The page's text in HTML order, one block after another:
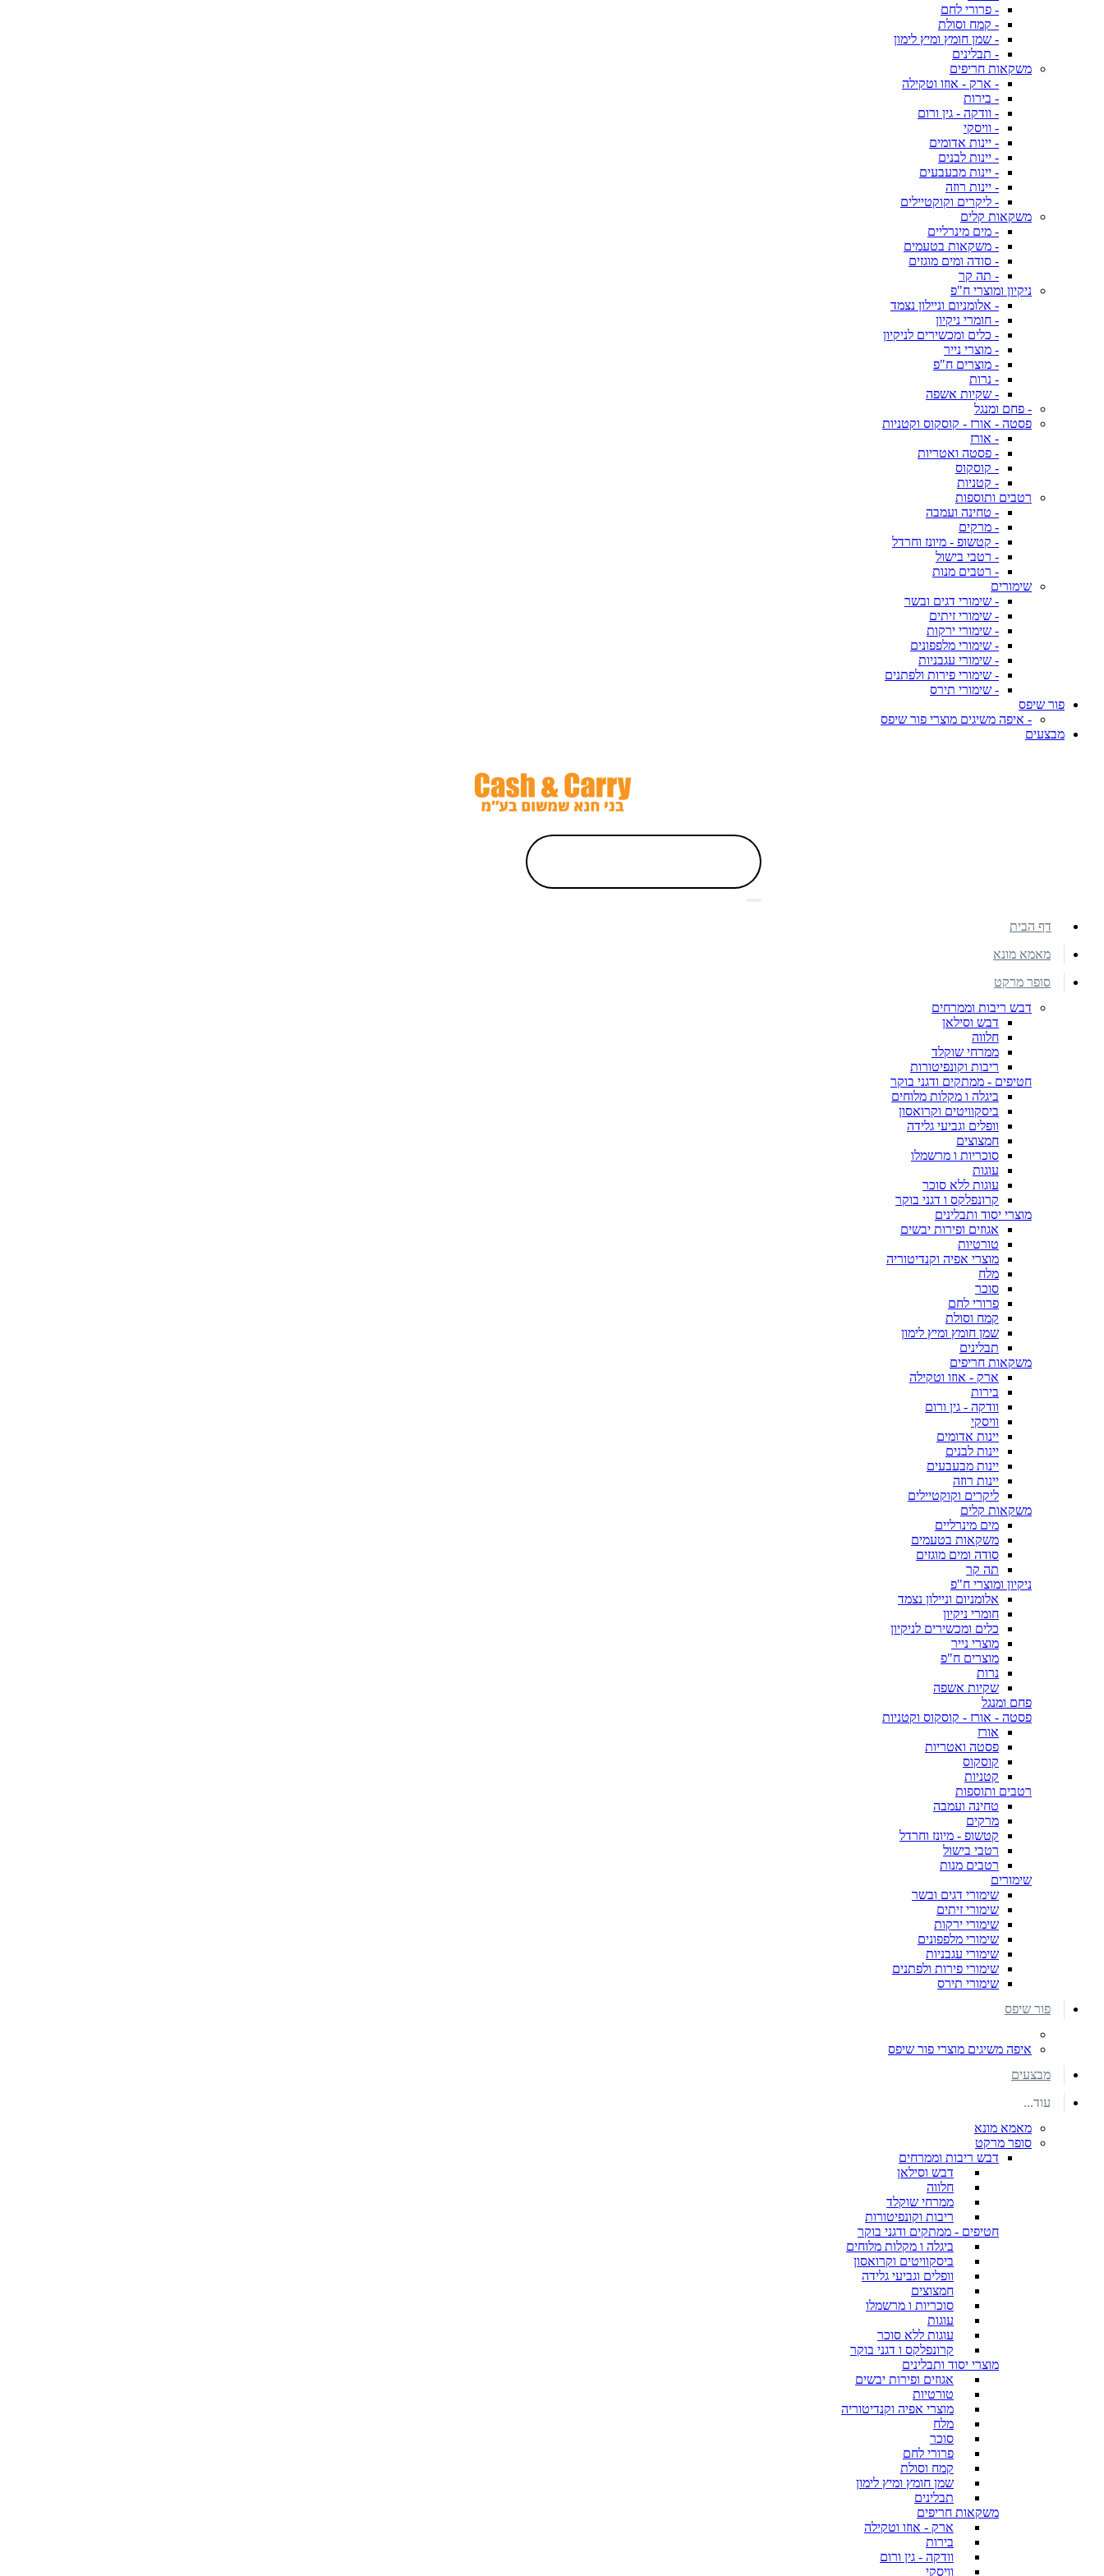
- פרורי לחם
- קמח וסולת
- שמן חומץ ומיץ לימון
- תבלינים
משקאות חריפים
- ארק - אוזו וטקילה
- בירות
- וודקה - גין ורום
- וויסקי
- יינות אדומים
- יינות לבנים
- יינות מבעבעים
- יינות רוזה
- ליקרים וקוקטיילים
משקאות קלים
- מים מינרליים
- משקאות בטעמים
- סודה ומים מוגזים
- תה קר
ניקיון ומוצרי ח"פ
- אלומניום וניילון נצמד
- חומרי ניקיון
- כלים ומכשירים לניקיון
- מוצרי נייר
- מוצרים ח"פ
- נרות
- שקיות אשפה
- פחם ומנגל
פסטה - אורז - קוסקוס וקטניות
- אורז
- פסטה ואטריות
- קוסקוס
- קטניות
רטבים ותוספות
- טחינה ועמבה
- מרקים
- קטשופ - מיונז וחרדל
- רטבי בישול
- רטבים מנות
שימורים
- שימורי דגים ובשר
- שימורי זיתים
- שימורי ירקות
- שימורי מלפפונים
- שימורי עגבניות
- שימורי פירות ולפתנים
- שימורי תירס
פור שיפס
- איפה משיגים מוצרי פור שיפס
מבצעים
דף הבית
מאמא מונא
סופר מרקט
דבש ריבות וממרחים
דבש וסילאן
חלווה
ממרחי שוקלד
ריבות וקונפיטורות
חטיפים - ממתקים ודגני בוקר
ביגלה ו מקלות מלוחים
ביסקוויטים וקרואסון
וופלים וגביעי גלידה
חמצוצים
סוכריות ו מרשמלו
עוגות
עוגות ללא סוכר
קרונפלקס ו דגני בוקר
מוצרי יסוד ותבלינים
אגוזים ופירות יבשים
טורטיות
מוצרי אפיה וקנדיטוריה
מלח
סוכר
פרורי לחם
קמח וסולת
שמן חומץ ומיץ לימון
תבלינים
משקאות חריפים
ארק - אוזו וטקילה
בירות
וודקה - גין ורום
וויסקי
יינות אדומים
יינות לבנים
יינות מבעבעים
יינות רוזה
ליקרים וקוקטיילים
משקאות קלים
מים מינרליים
משקאות בטעמים
סודה ומים מוגזים
תה קר
ניקיון ומוצרי ח"פ
אלומניום וניילון נצמד
חומרי ניקיון
כלים ומכשירים לניקיון
מוצרי נייר
מוצרים ח"פ
נרות
שקיות אשפה
פחם ומנגל
פסטה - אורז - קוסקוס וקטניות
אורז
פסטה ואטריות
קוסקוס
קטניות
רטבים ותוספות
טחינה ועמבה
מרקים
קטשופ - מיונז וחרדל
רטבי בישול
רטבים מנות
שימורים
שימורי דגים ובשר
שימורי זיתים
שימורי ירקות
שימורי מלפפונים
שימורי עגבניות
שימורי פירות ולפתנים
שימורי תירס
פור שיפס
איפה משיגים מוצרי פור שיפס
מבצעים
עוד...
מאמא מונא
סופר מרקט
דבש ריבות וממרחים
דבש וסילאן
חלווה
ממרחי שוקלד
ריבות וקונפיטורות
חטיפים - ממתקים ודגני בוקר
ביגלה ו מקלות מלוחים
ביסקוויטים וקרואסון
וופלים וגביעי גלידה
חמצוצים
סוכריות ו מרשמלו
עוגות
עוגות ללא סוכר
קרונפלקס ו דגני בוקר
מוצרי יסוד ותבלינים
אגוזים ופירות יבשים
טורטיות
מוצרי אפיה וקנדיטוריה
מלח
סוכר
פרורי לחם
קמח וסולת
שמן חומץ ומיץ לימון
תבלינים
משקאות חריפים
ארק - אוזו וטקילה
בירות
וודקה - גין ורום
וויסקי